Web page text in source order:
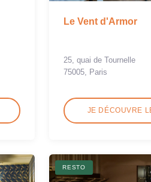
Le Vent d'Armor
25, quai de Tournelle
75005, Paris
JE DÉCOUVRE
RESTO